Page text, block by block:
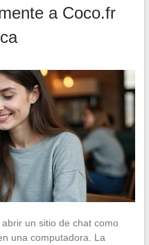
a Coco.fr
un sitio de chat como
una computadora. La